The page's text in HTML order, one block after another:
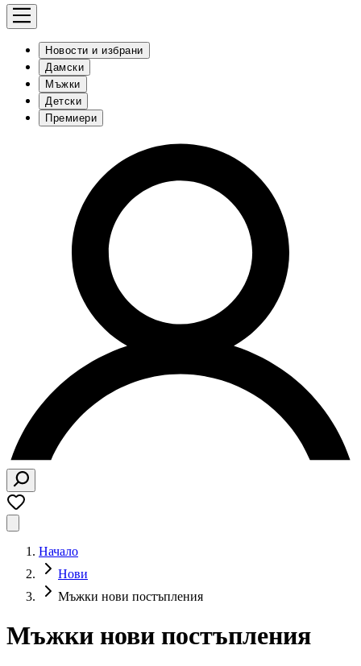
Новости и избрани
Дамски
Мъжки
Детски
Премиери
Начало
Нови
Мъжки нови постъпления
Мъжки нови постъпления